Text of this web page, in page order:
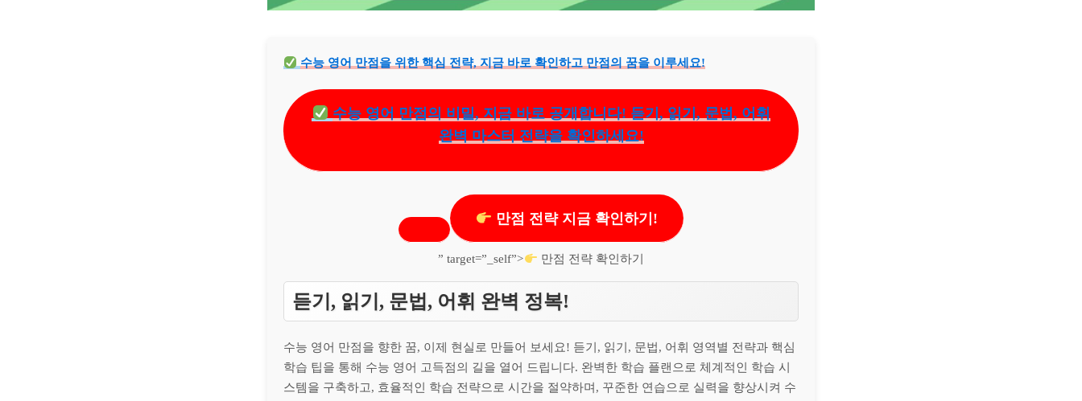
수능 영어 만점을 위한 핵심 전략, 지금 바로 확인하고 만점의 꿈을 이루세요!
수능 영어 만점의 비밀, 지금 바로 공개합니다! 듣기, 읽기, 문법, 어휘
완벽 마스터 전략을 확인하세요!
만점 전략 지금 확인하기!
” target=”_self”> 만점 전략 확인하기
듣기, 읽기, 문법, 어휘 완벽 정복!
수능 영어 만점을 향한 꿈, 이제 현실로 만들어 보세요! 듣기, 읽기, 문법, 어휘 영역별 전략과 핵심
학습 팁을 통해 수능 영어 고득점의 길을 열어 드립니다. 완벽한 학습 플랜으로 체계적인 학습 시
스템을 구축하고, 효율적인 학습 전략으로 시간을 절약하며, 꾸준한 연습으로 실력을 향상시켜 수